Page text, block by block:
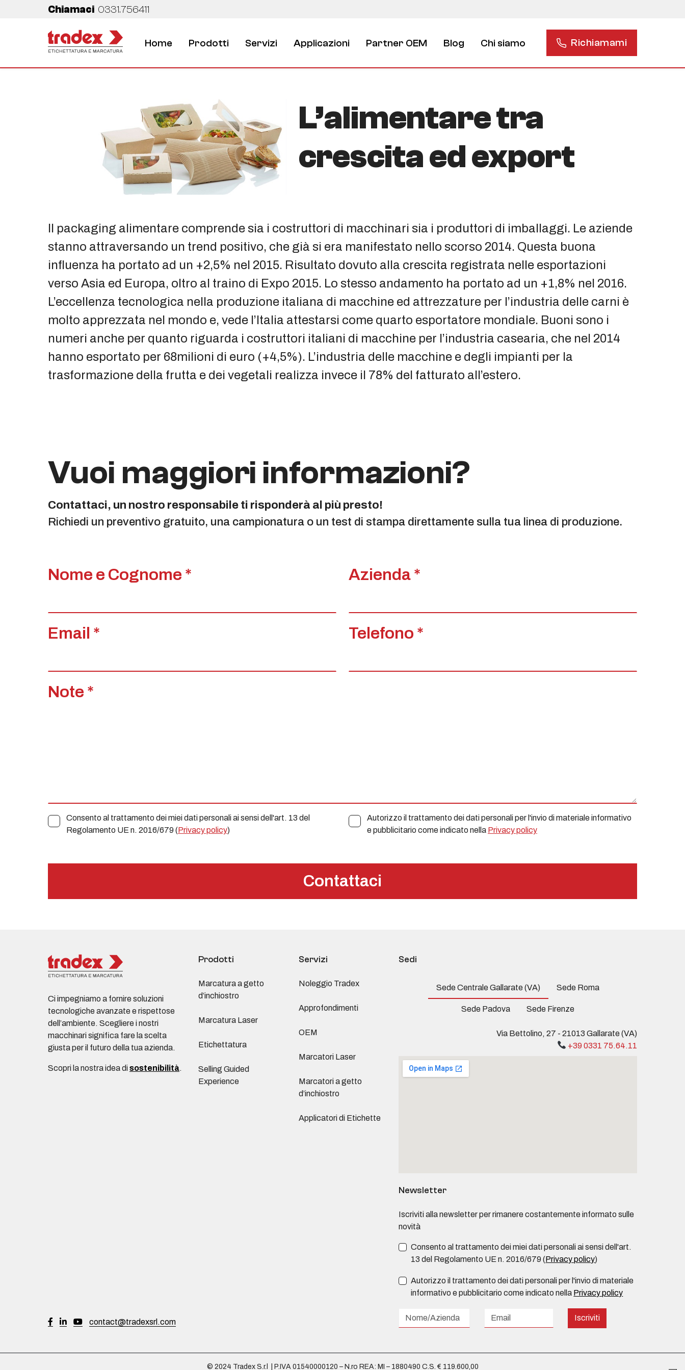
Chiamaci 0331.756411
Home Prodotti Servizi Applicazioni Partner OEM Blog Chi siamo Richiamami
L’alimentare tra
crescita ed export
Il packaging alimentare comprende sia i costruttori di macchinari sia i produttori di imballaggi. Le aziende
stanno attraversando un trend positivo, che già si era manifestato nello scorso 2014. Questa buona
influenza ha portato ad un +2,5% nel 2015. Risultato dovuto alla crescita registrata nelle esportazioni
verso Asia ed Europa, oltro al traino di Expo 2015. Lo stesso andamento ha portato ad un +1,8% nel 2016.
L’eccellenza tecnologica nella produzione italiana di macchine ed attrezzature per l’industria delle carni è
molto apprezzata nel mondo e, vede l’Italia attestarsi come quarto esportatore mondiale. Buoni sono i
numeri anche per quanto riguarda i costruttori italiani di macchine per l’industria casearia, che nel 2014
hanno esportato per 68milioni di euro (+4,5%). L’industria delle macchine e degli impianti per la
trasformazione della frutta e dei vegetali realizza invece il 78% del fatturato all’estero.
Vuoi maggiori informazioni?
Contattaci, un nostro responsabile ti risponderà al più presto!
Richiedi un preventivo gratuito, una campionatura o un test di stampa direttamente sulla tua linea di produzione.
Nome e Cognome * Azienda *
Email * Telefono *
Note *
Consento al trattamento dei miei dati personali ai sensi dell'art. 13 del
Regolamento UE n. 2016/679 (Privacy policy)
Autorizzo il trattamento dei dati personali per l'invio di materiale informativo
e pubblicitario come indicato nella Privacy policy
Contattaci
Ci impegniamo a fornire soluzioni
tecnologiche avanzate e rispettose
dell’ambiente. Scegliere i nostri
macchinari significa fare la scelta
giusta per il futuro della tua azienda.
Scopri la nostra idea disostenibilità.
Prodotti
Marcatura a getto
d’inchiostro
Marcatura Laser
Etichettatura
Selling Guided
Experience
Servizi
Noleggio Tradex
Approfondimenti
OEM
Marcatori Laser
Marcatori a getto
d’inchiostro
Applicatori di Etichette
Sedi
Sede Centrale Gallarate (VA) Sede Roma
Sede Padova Sede Firenze
Via Bettolino, 27 - 21013 Gallarate (VA)
+39 0331 75.64.11
contact@tradexsrl.com
Newsletter
Iscriviti alla newsletter per rimanere costantemente informato sulle
novità
Consento al trattamento dei miei dati personali ai sensi dell'art.
13 del Regolamento UE n. 2016/679 (Privacy policy)
Autorizzo il trattamento dei dati personali per l'invio di materiale
informativo e pubblicitario come indicato nella Privacy policy
Iscriviti
© 2024 Tradex S.r.l | P.IVA 01540000120 – N.ro REA: MI – 1880490 C.S. € 119.600,00